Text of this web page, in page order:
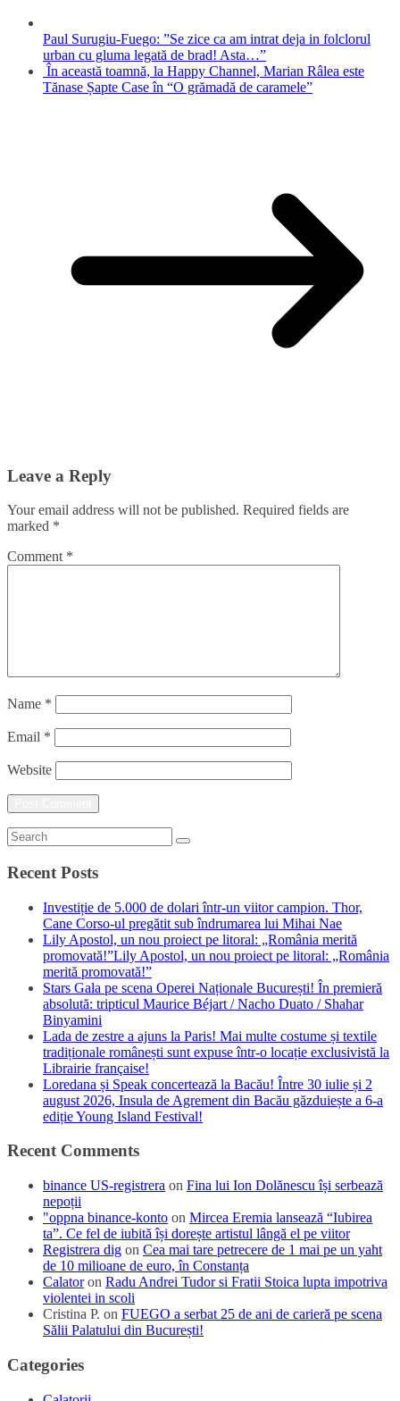
Paul Surugiu-Fuego: ”Se zice ca am intrat deja in folclorul
urban cu gluma legată de brad! Asta…”
În această toamnă, la Happy Channel, Marian Râlea este
Tănase Șapte Case în “O grămadă de caramele”
Leave a Reply
Your email address will not be published. Required fields are
marked *
Comment *
Name *
Email *
Website
Recent Posts
Investiție de 5.000 de dolari într-un viitor campion. Thor,
Cane Corso-ul pregătit sub îndrumarea lui Mihai Nae
Lily Apostol, un nou proiect pe litoral: „România merită
promovată!”Lily Apostol, un nou proiect pe litoral: „România
merită promovată!”
Stars Gala pe scena Operei Naționale București! În premieră
absolută: tripticul Maurice Béjart / Nacho Duato / Shahar
Binyamini
Lada de zestre a ajuns la Paris! Mai multe costume și textile
tradiționale românești sunt expuse într-o locație exclusivistă la
Librairie française!
Loredana și Speak concertează la Bacău! Între 30 iulie și 2
august 2026, Insula de Agrement din Bacău găzduiește a 6-a
ediție Young Island Festival!
Recent Comments
binance US-registrera on Fina lui Ion Dolănescu își serbează
nepoții
"oppna binance-konto on Mircea Eremia lansează “Iubirea
ta”. Ce fel de iubită își dorește artistul lângă el pe viitor
Registrera dig on Cea mai tare petrecere de 1 mai pe un yaht
de 10 milioane de euro, în Constanța
Calatoron Radu Andrei Tudor si Fratii Stoica lupta impotriva
violentei in scoli
Cristina P. on FUEGO a serbat 25 de ani de carieră pe scena
Sălii Palatului din București!
Categories